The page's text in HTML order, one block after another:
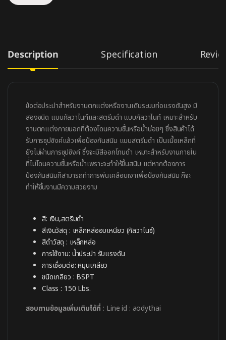
Description Specification
ข้อต่อประปาสำหรับงานตกแต่งหรืองานเดินระบบท่อแรงดันสูง มี
สองชนิด แบบกัลวาไนท์และสตรีมดำ แบบกัลวาไนท์ เหมาะสำหรับ
งานตกแต่งภายนอกที่ต้องโดนความชื้นหรือน้ำบ่อยๆ ซึ่งสินค้าได้
รับการซุปซิงค์แล้วเพื่อป้องกันสนิม แบบสตรีมดำ เป็นเนื้อเหล็กที่
ยังไม่ผ่านการซุปซิงค์ ซึ่งจะมีสีออกโทนดำ เหมาะสำหรับงานภายใน
ที่่ไม่โดนความชื้นหรือน้ำเพราะจะทำให้ขึ้นสนิม แต่หากต้องการ
ป้องกันสนิมก็สามารถทำการพ่นเคลือบเงาเพื่อป้องกันสนิม ก็จะ
ทำให้ชิ้นงานมีความสวยงาม
สี: เงิน,สตรีมดำ
สีเงินวัสดุ : เหล็กหล่ออบเหนียว (กัลวาไนซ์)
สีดำวัสดุ : เหล็กหล่อ
การใช้งาน: น้ำประปา รับแรงดัน
การเชื่อมต่อ: หมุนเกลียว
ชนิดเกลียว : BSPT
Class : 150 Lbs.
สอบถามข้อมูลเพิ่มเติมได้ที่ : Line id : aodythai